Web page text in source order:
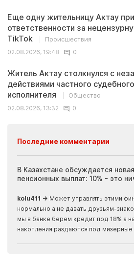
Еще одну жительницу Актау
ответственности за
TikTok
Происшествия
02.08.2026, 19:48
0
Житель Актау столкнулся с
действиями частного судебного
исполнителя
Общество
02.08.2026, 13:32
0
Последние комментарии
В Казахстане обсуждается
пенсионных выплат: 10% - это
kolu411 → Может управлять этими
нормально а не давать друзьям-
мы в банке берем кредит под 18% а
накопления раздаются под